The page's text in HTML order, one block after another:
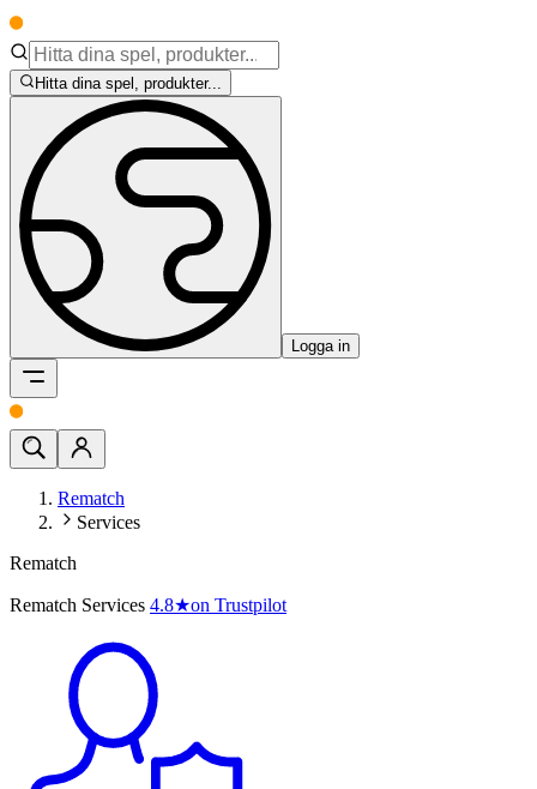
Hitta dina spel, produkter...
Logga in
Rematch
Services
Rematch
Rematch Services 4.8★on Trustpilot